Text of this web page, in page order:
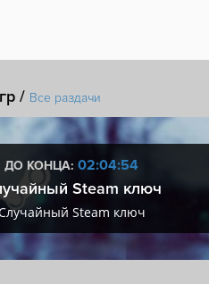
/ Все раздачи
ДО КОНЦА: 02:04:53
Steam ключ
Steam ключ